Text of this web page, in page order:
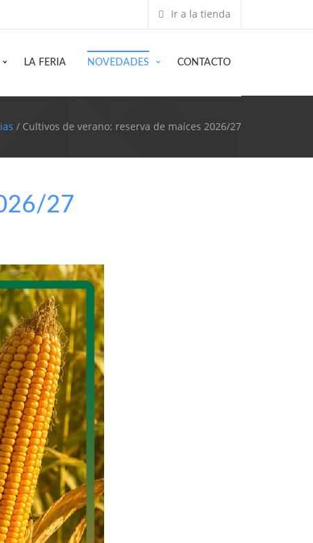
Ir a la tienda
LA FERIA NOVEDADES CONTACTO
/ Cultivos de verano: reserva de maíces 2026/27
27